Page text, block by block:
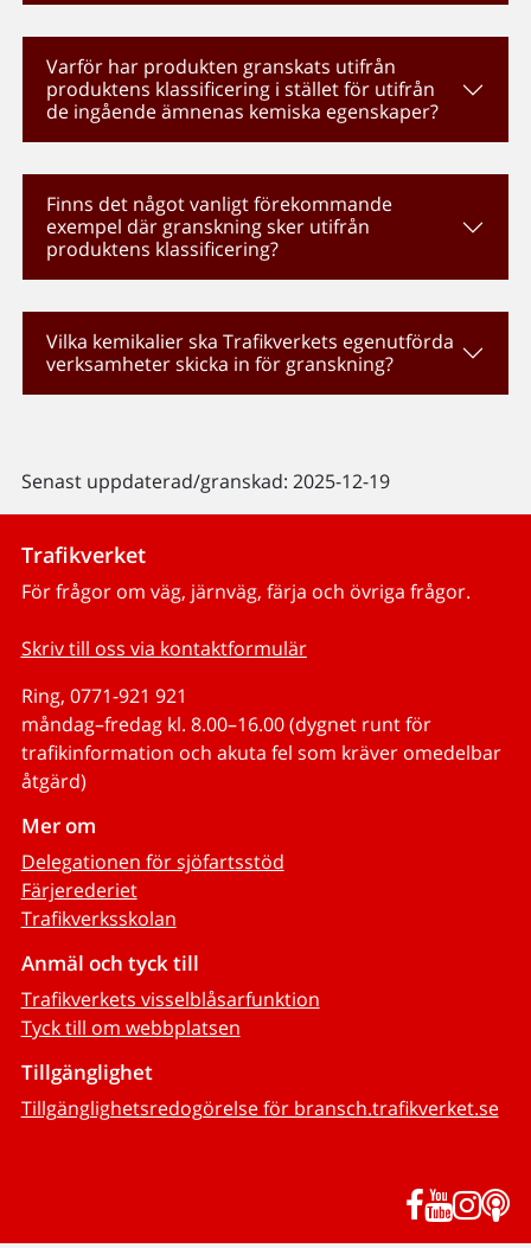
Varför har produkten granskats utifrån
produktens klassificering i stället för utifrån
de ingående ämnenas kemiska egenskaper?
Finns det något vanligt förekommande
exempel där granskning sker utifrån
produktens klassificering?
Vilka kemikalier ska Trafikverkets egenutförda
verksamheter skicka in för granskning?
Senast uppdaterad/granskad: 2025-12-19
Trafikverket
För frågor om väg, järnväg, färja och övriga frågor.
Skriv till oss via kontaktformulär
Ring, 0771-921 921
måndag–fredag kl. 8.00–16.00 (dygnet runt för
trafikinformation och akuta fel som kräver omedelbar
åtgärd)
Mer om
Delegationen för sjöfartsstöd
Färjerederiet
Trafikverksskolan
Anmäl och tyck till
Trafikverkets visselblåsarfunktion
Tyck till om webbplatsen
Tillgänglighet
Tillgänglighetsredogörelse för bransch.trafikverket.se
Facebook
YouTube